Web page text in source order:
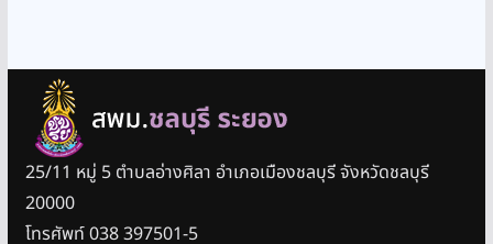
25/11 หมู่ 5 ตำบลอ่างศิลา อำเภอเมืองชลบุรี จังหวัดชลบุรี
20000
โทรศัพท์ 038 397501-5